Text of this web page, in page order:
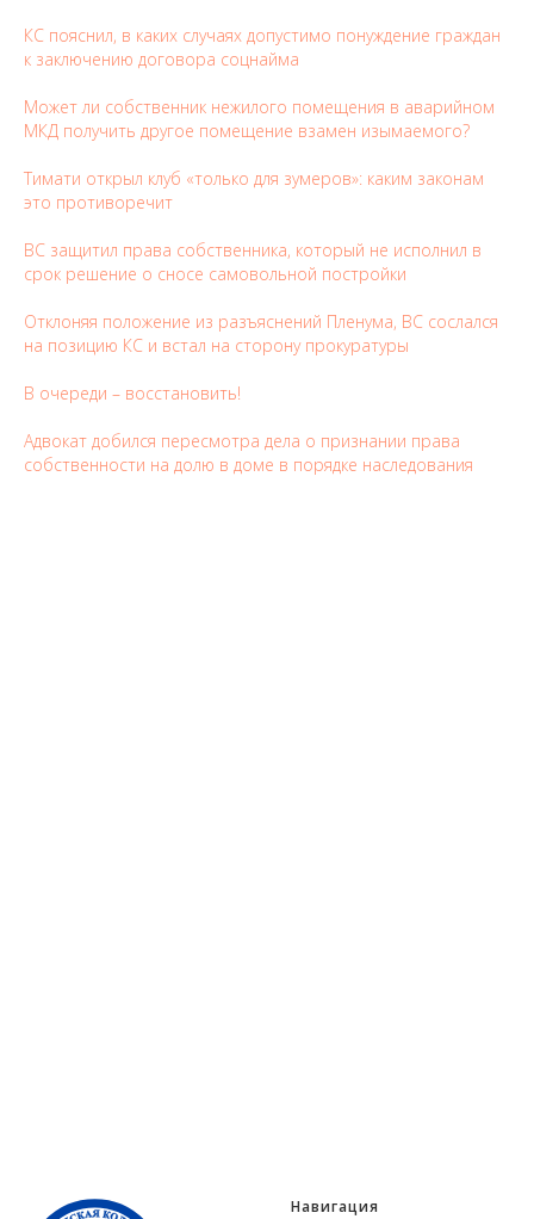
КС пояснил, в каких случаях допустимо понуждение граждан
к заключению договора соцнайма
Может ли собственник нежилого помещения в аварийном
МКД получить другое помещение взамен изымаемого?
Тимати открыл клуб «только для зумеров»: каким законам
это противоречит
ВС защитил права собственника, который не исполнил в
срок решение о сносе самовольной постройки
Отклоняя положение из разъяснений Пленума, ВС сослался
на позицию КС и встал на сторону прокуратуры
В очереди – восстановить!
Адвокат добился пересмотра дела о признании права
собственности на долю в доме в порядке наследования
Навигация